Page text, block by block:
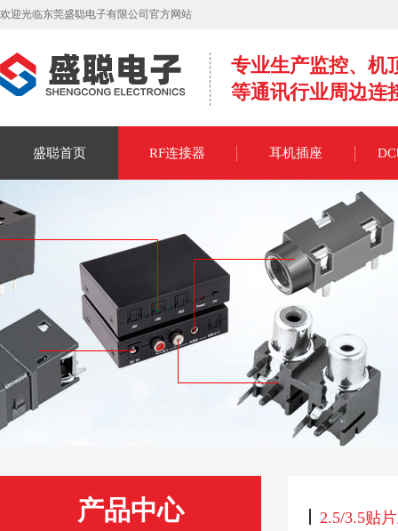
欢迎光临东莞盛聪电子有限公司官方网站
专业生产监控、机
等通讯行业周边连
盛聪首页 RF连接器 耳机插座
产品中心 2.5/3.5贴